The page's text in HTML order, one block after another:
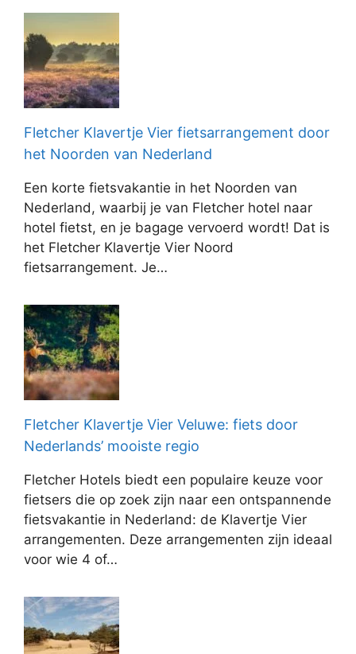
Fletcher Klavertje Vier fietsarrangement door
het Noorden van Nederland
Een korte fietsvakantie in het Noorden van
Nederland, waarbij je van Fletcher hotel naar
hotel fietst, en je bagage vervoerd wordt! Dat is
het Fletcher Klavertje Vier Noord
fietsarrangement. Je…
Fletcher Klavertje Vier Veluwe: fiets door
Nederlands’ mooiste regio
Fletcher Hotels biedt een populaire keuze voor
fietsers die op zoek zijn naar een ontspannende
fietsvakantie in Nederland: de Klavertje Vier
arrangementen. Deze arrangementen zijn ideaal
voor wie 4 of…